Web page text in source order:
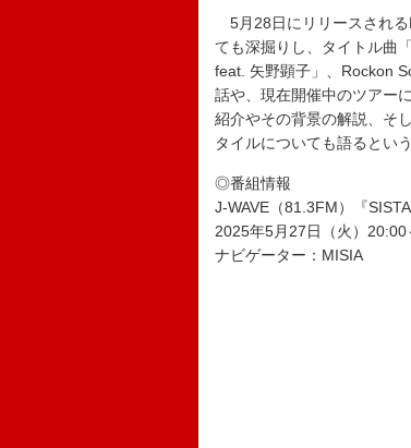
5月28日にリリースされる
ても深掘りし、タイトル曲
feat. 矢野顕子」、Rockon
話や、現在開催中のツアー
紹介やその背景の解説、そ
タイルについても語るという
◎番組情報
J-WAVE（81.3FM）『
2025年5月27日（火）20:00
ナビゲーター：MISIA